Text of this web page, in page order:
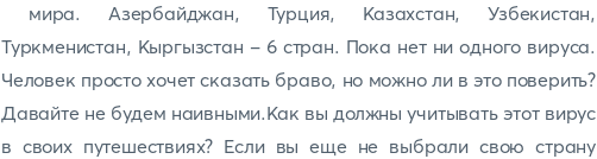
мира. Азербайджан, Турция, Казахстан, Узбекистан,
Туркменистан, Кыргызстан - 6 стран. Пока нет ни одного вируса.
Человек просто хочет сказать браво, но можно ли в это поверить?
Давайте не будем наивными.Как вы должны учитывать этот вирус
в своих путешествиях? Если вы еще не выбрали свою страну